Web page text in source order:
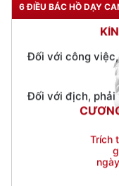
6 ĐIỀU BÁC HỒ DẠY
Đối với công việc,
Đối với địch, phải
Trích